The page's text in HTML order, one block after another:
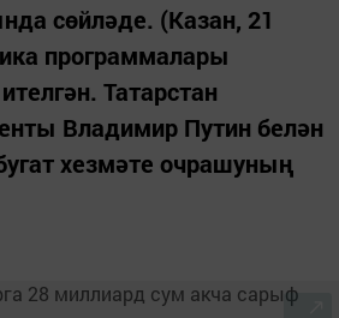
сөйләде. (Казан, 21
программалары
Татарстан
Владимир Путин белән
хезмәте очрашуның